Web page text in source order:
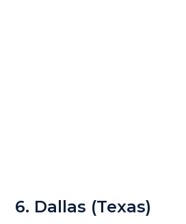
6. Dallas (Texas)